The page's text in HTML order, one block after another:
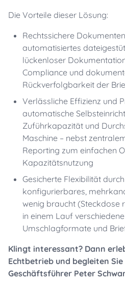
Die Vorteile dieser Lösung:
Rechtssichere
automatisiertes
lückenloser
Compliance und
Rückverfolgbarkeit der
Verlässliche Effizienz und
automatische
Zuführkapazität und
Maschine – nebst
Reporting zum einfachen
Kapazitätsnutzung
Gesicherte Flexibilität
konfigurierbares,
wenig braucht (Steckdose
in einem Lauf
Umschlagformate und
Klingt interessant? Dann
Echtbetrieb und begleiten Sie
Geschäftsführer Peter